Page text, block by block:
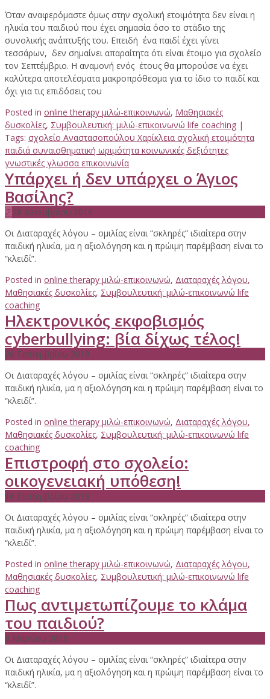
Όταν αναφερόμαστε όμως στην σχολική ετοιμότητα δεν είναι η
ηλικία του παιδιού που έχει σημασία όσο το στάδιο της
συνολικής ανάπτυξής του. Επειδή ένα παιδί έχει γίνει
τεσσάρων, δεν σημαίνει απαραίτητα ότι είναι έτοιμο για σχολείο
τον Σεπτέμβριο. Η αναμονή ενός έτους θα μπορούσε να έχει
καλύτερα αποτελέσματα μακροπρόθεσμα για το ίδιο το παιδί και
όχι για τις επιδόσεις του
Posted in online therapy μιλώ-επικοινωνώ, Μαθησιακές
δυσκολίες, Συμβουλευτική: μιλώ-επικοινωνώ life coaching |
Tags: σχολείο Αναστασοπούλου Χαρίκλεια σχολική ετοιμότητα
παιδιά συναισθηματική ωριμότητα κοινωνικές δεξιότητες
γνωστικές γλωσσα επικοινωνία
Υπάρχει ή δεν υπάρχει ο Άγιος
Βασίλης?
2 28 Δεκεμβρίου 2019
Οι Διαταραχές λόγου – ομιλίας είναι “σκληρές” ιδιαίτερα στην
παιδική ηλικία, μα η αξιολόγηση και η πρώιμη παρέμβαση είναι το
“κλειδί”.
Posted in online therapy μιλώ-επικοινωνώ, Διαταραχές λόγου,
Μαθησιακές δυσκολίες, Συμβουλευτική: μιλώ-επικοινωνώ life
coaching
Hλεκτρονικός εκφοβισμός
cyberbullying: βία δίχως τέλος!
26 Σεπτεμβρίου 2019
Οι Διαταραχές λόγου – ομιλίας είναι “σκληρές” ιδιαίτερα στην
παιδική ηλικία, μα η αξιολόγηση και η πρώιμη παρέμβαση είναι το
“κλειδί”.
Posted in online therapy μιλώ-επικοινωνώ, Διαταραχές λόγου,
Μαθησιακές δυσκολίες, Συμβουλευτική: μιλώ-επικοινωνώ life
coaching
Επιστροφή στο σχολείο:
οικογενειακή υπόθεση!
16 Σεπτεμβρίου 2019
Οι Διαταραχές λόγου – ομιλίας είναι “σκληρές” ιδιαίτερα στην
παιδική ηλικία, μα η αξιολόγηση και η πρώιμη παρέμβαση είναι το
“κλειδί”.
Posted in online therapy μιλώ-επικοινωνώ, Διαταραχές λόγου,
Μαθησιακές δυσκολίες, Συμβουλευτική: μιλώ-επικοινωνώ life
coaching
Πως αντιμετωπίζουμε το κλάμα
του παιδιού?
9 Μαρτίου 2019
Οι Διαταραχές λόγου – ομιλίας είναι “σκληρές” ιδιαίτερα στην
παιδική ηλικία, μα η αξιολόγηση και η πρώιμη παρέμβαση είναι το
“κλειδί”.